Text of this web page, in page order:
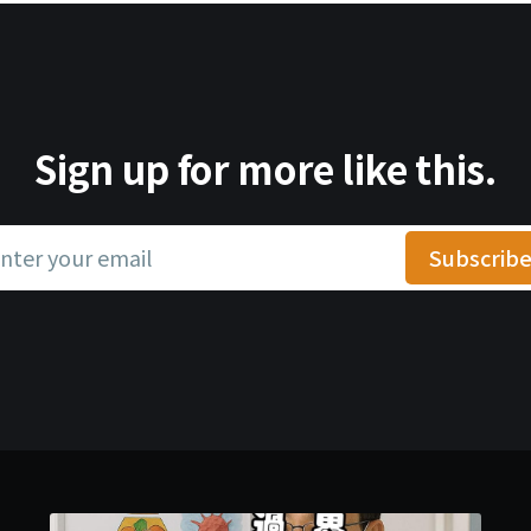
Sign up for more like this.
your email Subscribe